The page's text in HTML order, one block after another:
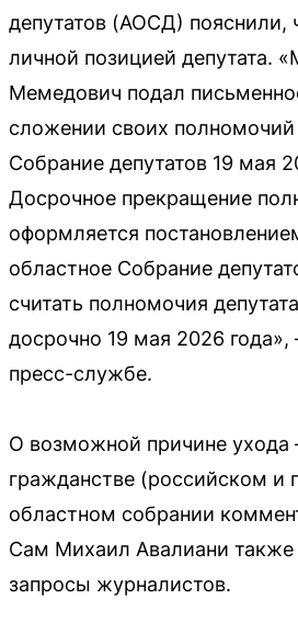
депутатов (АОСД) пояснили,
личной позицией депутата.
Мемедович подал
сложении своих полномочий
Собрание депутатов 19 мая
Досрочное прекращение
оформляется
областное Собрание
считать полномочия
досрочно 19 мая 2026
пресс-службе.
О возможной причине
гражданстве (российском и
областном собрании
Сам Михаил Авалиани также
запросы журналистов.